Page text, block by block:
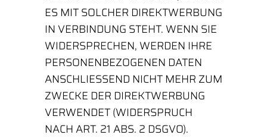
ES MIT SOLCHER DIREKTWERBUNG
IN VERBINDUNG STEHT. WENN SIE
WIDERSPRECHEN, WERDEN IHRE
PERSONENBEZOGENEN DATEN
ANSCHLIESSEND NICHT MEHR ZUM
ZWECKE DER DIREKTWERBUNG
VERWENDET (WIDERSPRUCH
NACH ART. 21 ABS. 2 DSGVO).